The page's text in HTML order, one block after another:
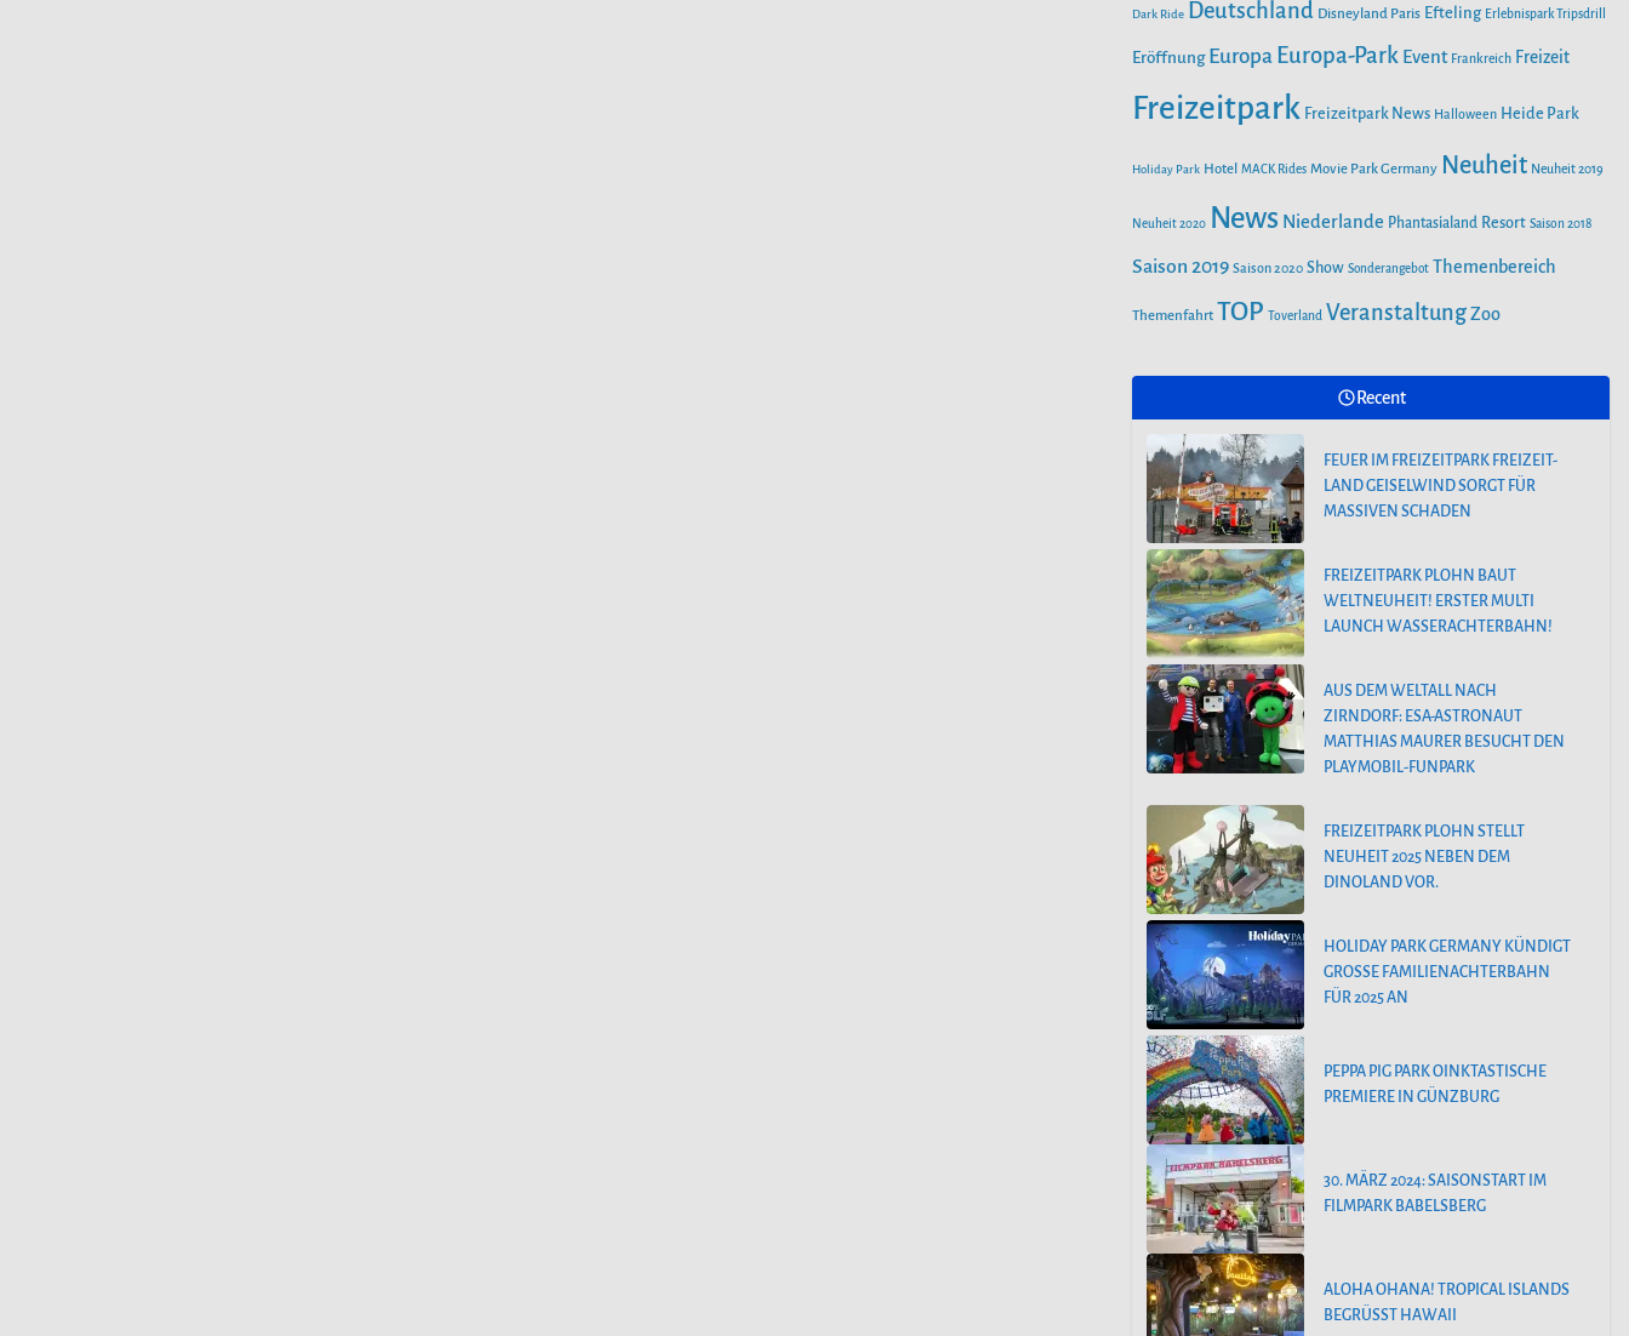
n
o
r
e
Dark Ride Deutschland Disneyland Paris Efteling Erlebnispark Tripsdrill
Eröffnung Europa Europa-Park Event Frankreich Freizeit
Freizeitpark Freizeitpark News Halloween Heide Park
Holiday Park Hotel MACK Rides Movie Park Germany Neuheit Neuheit 2019
Neuheit 2020 News Niederlande Phantasialand Resort Saison 2018
Saison 2019 Saison 2020 Show Sonderangebot Themenbereich
Themenfahrt TOP Toverland Veranstaltung Zoo
Recent
FEUER IM FREIZEITPARK FREIZEIT-
LAND GEISELWIND SORGT FÜR
MASSIVEN SCHADEN
FREIZEITPARK PLOHN BAUT
WELTNEUHEIT! ERSTER MULTI
LAUNCH WASSERACHTERBAHN!
AUS DEM WELTALL NACH
ZIRNDORF: ESA-ASTRONAUT
MATTHIAS MAURER BESUCHT DEN
PLAYMOBIL-FUNPARK
FREIZEITPARK PLOHN STELLT
NEUHEIT 2025 NEBEN DEM
DINOLAND VOR.
HOLIDAY PARK GERMANY KÜNDIGT
GROSSE FAMILIENACHTERBAHN F
ÜR 2025 AN
PEPPA PIG PARK OINKTASTISCHE
PREMIERE IN GÜNZBURG
30. MÄRZ 2024: SAISONSTART IM
FILMPARK BABELSBERG
ALOHA OHANA! TROPICAL ISLANDS
BEGRÜSST HAWAII